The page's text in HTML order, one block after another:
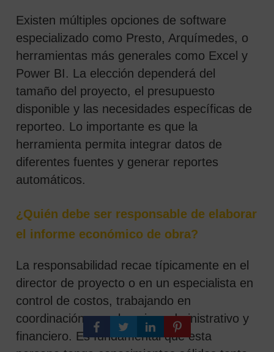
Existen múltiples opciones de software
especializado como Presto, Arquímedes, o
herramientas más generales como Excel y
Power BI. La elección dependerá del
tamaño del proyecto, el presupuesto
disponible y las necesidades específicas de
reporteo. Lo importante es que la
herramienta permita integrar datos de
diferentes fuentes y generar reportes
automáticos.
¿Quién debe ser responsable de elaborar
el informe económico de obra?
La responsabilidad recae típicamente en el
director de proyecto o en un especialista en
control de costos, trabajando en
coordinación con el equipo administrativo y
financiero. Es fundamental que esta